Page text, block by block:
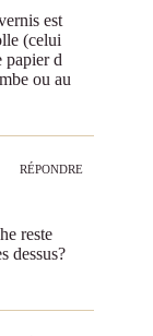
est
(celui
papier d
ou au
RÉPONDRE
reste
dessus?